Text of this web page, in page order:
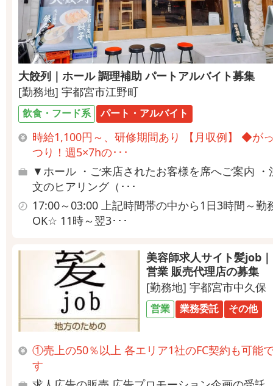
大餃列｜ホール 調理補助 パートアルバイト募集
[勤務地] 宇都宮市江野町
飲食・フード系 パート・アルバイト
時給1,100円～、研修期間あり 【月収例】 ◆が
つり！週5×7hの･･･
▼ホール ・ご来店されたお客様を席へご案内 ・
文のヒアリング（･･･
17:00～03:00 上記時間帯の中から1日3時間～勤
OK☆ 11時～翌3･･･
美容師求人サイト髪job｜
営業 販売代理店の募集
[勤務地] 宇都宮市中久保
営業 業務委託 その他
①売上の50％以上 各エリア1社のFC契約も可能
す